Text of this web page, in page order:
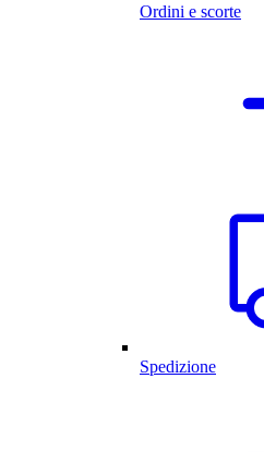
Ordini e scorte
Spedizione